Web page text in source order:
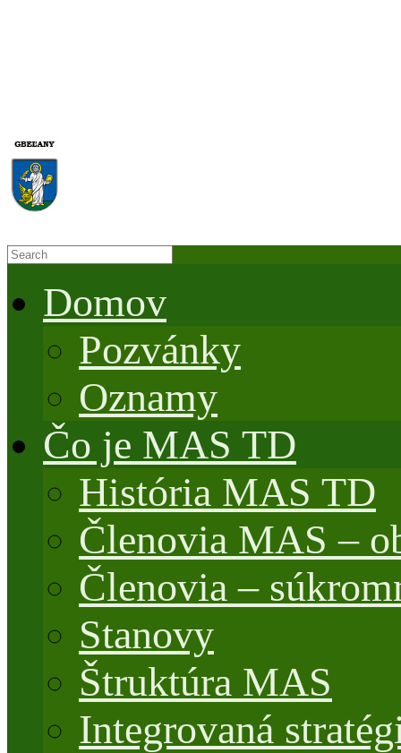
Domov
Pozvánky
Oznamy
Čo je MAS TD
História MAS TD
Členovia MAS –
Členovia –
Stanovy
Štruktúra MAS
Integrovaná